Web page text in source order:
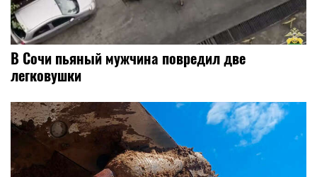
В Сочи пьяный мужчина повредил две
легковушки